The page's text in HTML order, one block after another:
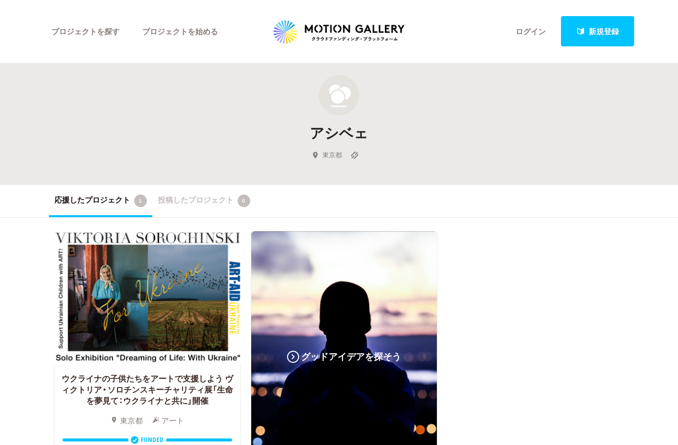
ログイン 新規登録
プロジェクトを探す
新着プロジェクト
Feature
キュレーターから探す
プロジェクトを始める
アシベェ
東京都
応援したプロジェクト 1 投稿したプロジェクト 0
ウクライナの子供たちをアートで支援しよう ヴ
ィクトリア・ソロチンスキーチャリティ展「生命
を夢見て：ウクライナと共に」開催
東京都 アート
FUNDED
グッドアイデアを探そう